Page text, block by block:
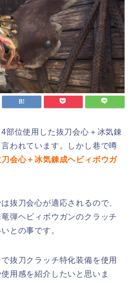
部位使用した抜刀会心＋冰気錬
われています。しかし巷で噂
刀会心＋冰気錬成ヘビィボウガ
抜刀会心が適応されるので、
弾ヘビィボウガンのクラッチ
との事です。
抜刀クラッチ特化装備を使用
用感を紹介したいと思いま